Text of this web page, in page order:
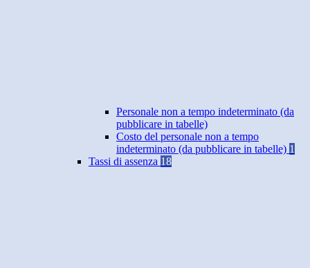
Personale non a tempo indeterminato (da
pubblicare in tabelle)
Costo del personale non a tempo
indeterminato (da pubblicare in tabelle) 1
Tassi di assenza 18